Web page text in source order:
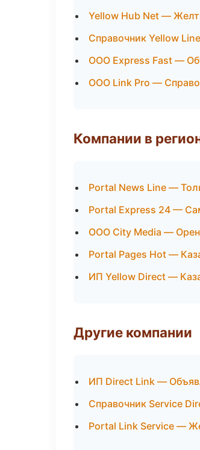
Yellow Hub Net —
Справочник Yellow
ООО Express Fast —
ООО Link Pro —
Компании в
Portal News Line —
Portal Express 24 —
ООО City Media —
Portal Pages Hot —
ИП Yellow Direct —
Другие компании
ИП Direct Link —
Справочник Service
Portal Link Service —